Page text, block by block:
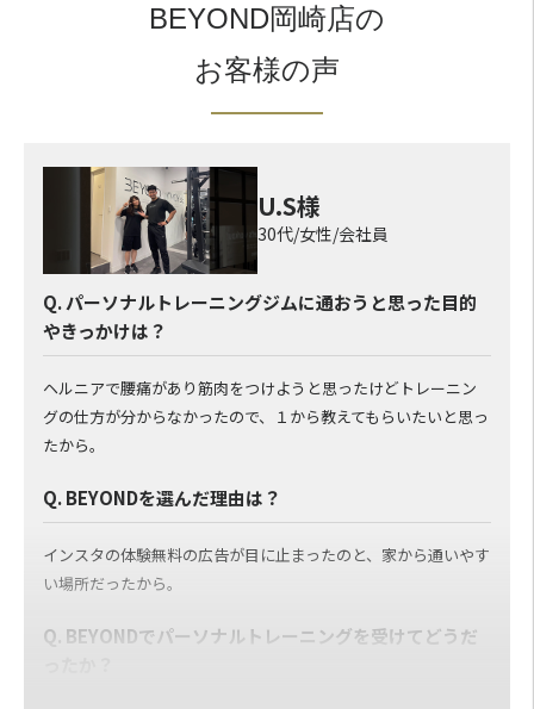
BEYOND岡崎店の
お客様の声
U.S様
30代/女性/会社員
Q. パーソナルトレーニングジムに通おうと思った目的
やきっかけは？
ヘルニアで腰痛があり筋肉をつけようと思ったけどトレーニン
グの仕方が分からなかったので、１から教えてもらいたいと思っ
たから。
Q. BEYONDを選んだ理由は？
インスタの体験無料の広告が目に止まったのと、家から通いやす
い場所だったから。
Q. BEYONDでパーソナルトレーニングを受けてどうだ